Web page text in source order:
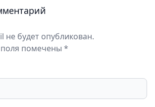
не будет опубликован.
помечены *